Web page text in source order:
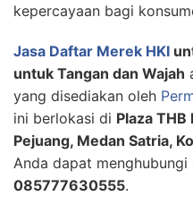
kepercayaan bagi
Jasa Daftar Merek HKI
untuk Tangan dan Wajah
yang disediakan oleh
ini berlokasi di Plaza THB
Pejuang, Medan Satria,
Anda dapat menghubungi
085777630555.